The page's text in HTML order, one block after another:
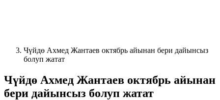
Чүйдө Ахмед Жантаев октябрь айынан бери дайынсыз
болуп жатат
Чүйдө Ахмед Жантаев октябрь айынан
бери дайынсыз болуп жатат